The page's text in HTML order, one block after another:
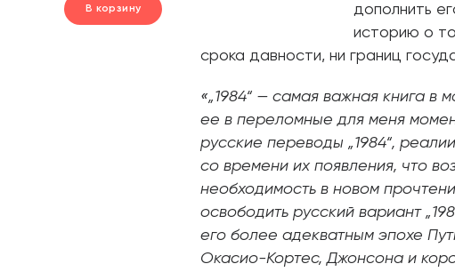
В корзину
В корзину
дополнить
историю о
срока давности, ни границ
«„1984“ — самая важная книга в
ее в переломные для меня
русские переводы „1984“,
со времени их появления, что
необходимость в новом
освободить русский вариант
его более адекватным эпохе
Окасио-Кортес, Джонсона и